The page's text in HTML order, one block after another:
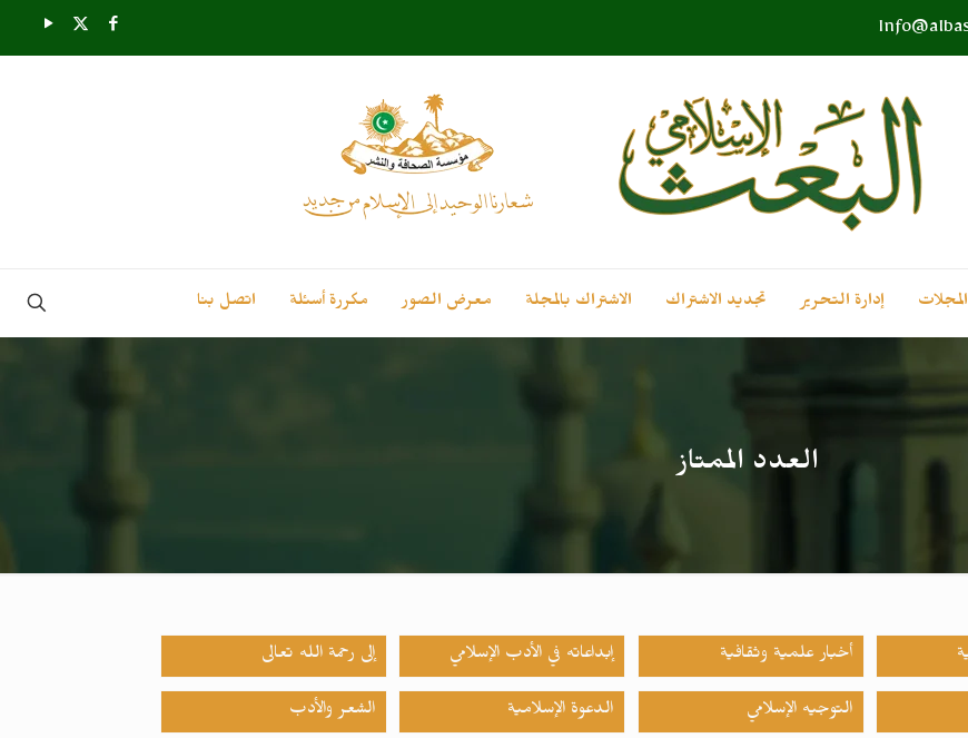
المجلات إدارة التحرير تجديد الاشتراك الاشتراك بالمجلة معرض الصور مكررة أسئلة اتصل بنا
العدد الممتاز
أخبار علمية وثقافية إبداعاته في الأدب الإسلامي إلى رحمة الله تعالى
التوجيه الإسلامي الدعوة الإسلامية الشعر والأدب